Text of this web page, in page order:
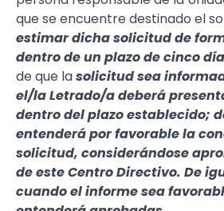
que se encuentre destinado el
estimar dicha solicitud de
dentro de un plazo de cinco
de que lasolicitud sea
el/la Letrado/a deberá
dentro del plazo establecido;
entenderá por favorable la
solicitud, considerándose
de este Centro Directivo. De
cuando el informe sea